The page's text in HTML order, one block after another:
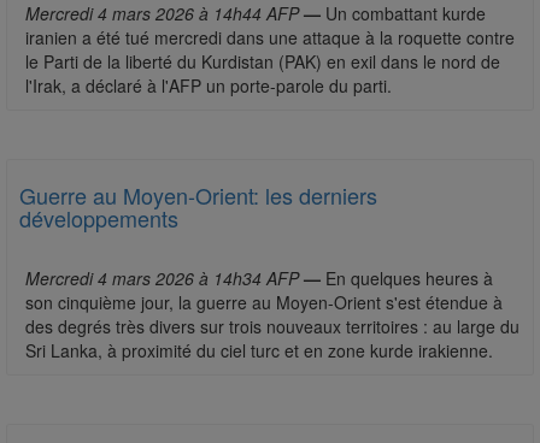
Mercredi 4 mars 2026 à 14h44 AFP — Un combattant kurde
iranien a été tué mercredi dans une attaque à la roquette contre
le Parti de la liberté du Kurdistan (PAK) en exil dans le nord de
l'Irak, a déclaré à l'AFP un porte-parole du parti.
Guerre au Moyen-Orient: les derniers
développements
Mercredi 4 mars 2026 à 14h34 AFP — En quelques heures à
son cinquième jour, la guerre au Moyen-Orient s'est étendue à
des degrés très divers sur trois nouveaux territoires : au large du
Sri Lanka, à proximité du ciel turc et en zone kurde irakienne.